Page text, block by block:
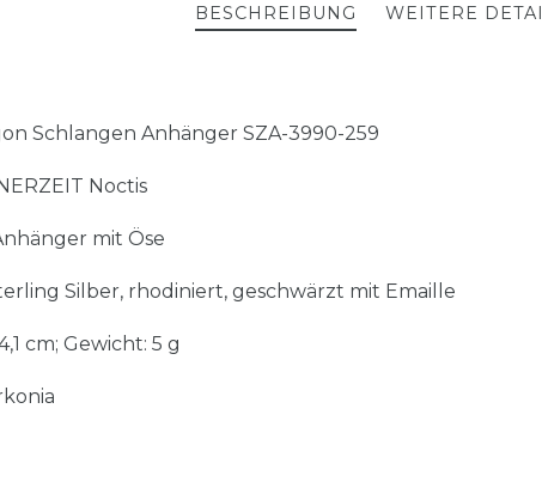
BESCHREIBUNG WEITERE
Schlangen Anhänger SZA-3990-259
Noctis
mit Öse
Silber, rhodiniert, geschwärzt mit Emaille
cm; Gewicht: 5 g